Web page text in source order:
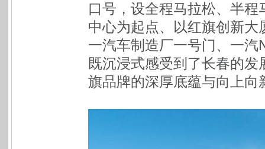
口号，设全程马拉松、半
中心为起点、以红旗创新
一汽车制造厂一号门、一
既沉浸式感受到了长春的
旗品牌的深厚底蕴与向上向